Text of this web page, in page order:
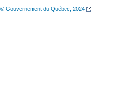
© Gouvernement du Québec, 2024